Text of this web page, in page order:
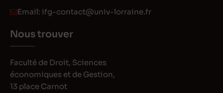
Email: ifg-contact@univ-lorraine.fr
Nous trouver
Faculté de Droit, Sciences
économiques et de Gestion,
13 place Carnot